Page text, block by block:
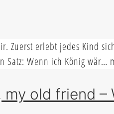
Zuerst erlebt jedes Kind
Satz: Wenn ich König wär…
my old friend –